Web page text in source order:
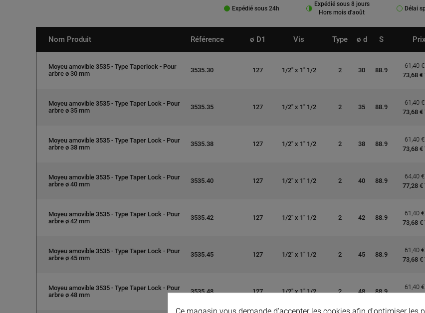
Expédié sous 24h
Expédié sous 8 jours
Hors mois d'août
Délai
Nom Produit Référence ø D1 Vis Type ø d S Prix
Moyeu amovible 3535 - Type Taperlock - Pour
arbre ø 30 mm
3535.30 127 1/2" x 1" 1/2 2 30 88.9
61,40
73,68 €
Moyeu amovible 3535 - Type Taper Lock - Pour
arbre ø 35 mm
3535.35 127 1/2" x 1" 1/2 2 35 88.9
61,40
73,68 €
Moyeu amovible 3535 - Type Taper Lock - Pour
arbre ø 38 mm
3535.38 127 1/2" x 1" 1/2 2 38 88.9
61,40
73,68 €
Moyeu amovible 3535 - Type Taper Lock - Pour
arbre ø 40 mm
3535.40 127 1/2" x 1" 1/2 2 40 88.9
64,40
77,28 €
Moyeu amovible 3535 - Type Taper Lock - Pour
arbre ø 42 mm
3535.42 127 1/2" x 1" 1/2 2 42 88.9
61,40
73,68 €
Moyeu amovible 3535 - Type Taper Lock - Pour
arbre ø 45 mm
3535.45 127 1/2" x 1" 1/2 2 45 88.9
61,40
73,68 €
Moyeu amovible 3535 - Type Taper Lock - Pour
arbre ø 48 mm
3535.48 127 1/2" x 1" 1/2 2 48 88.9
61,40